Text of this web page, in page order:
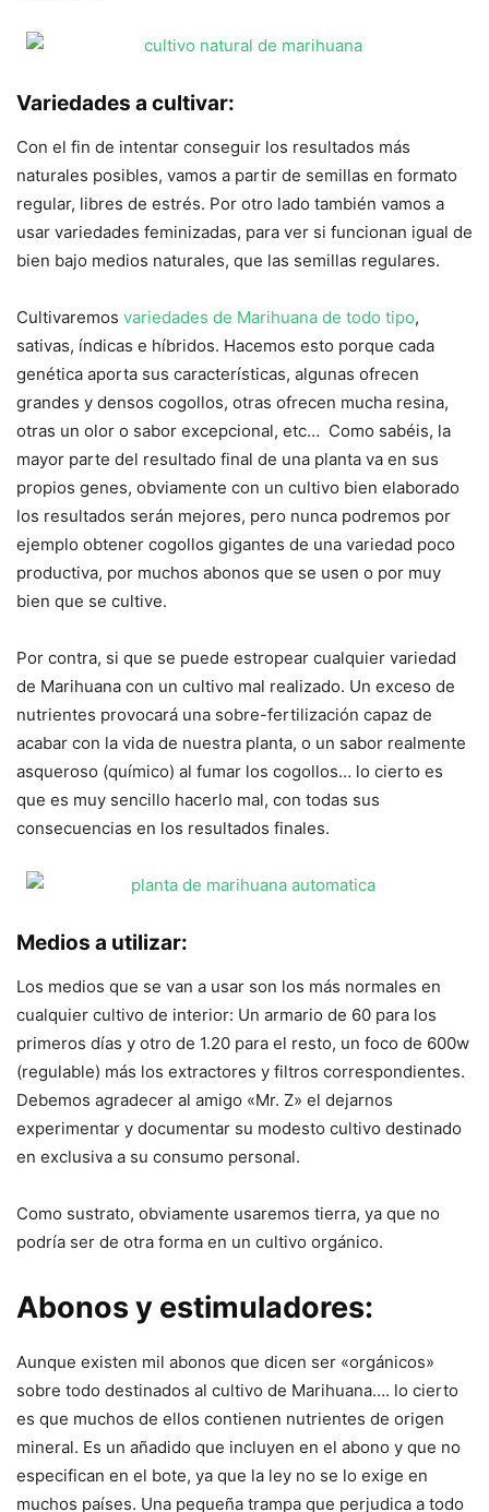
Variedades a cultivar:
Con el fin de intentar conseguir los resultados más
naturales posibles, vamos a partir de semillas en formato
regular, libres de estrés. Por otro lado también vamos a
usar variedades feminizadas, para ver si funcionan igual de
bien bajo medios naturales, que las semillas regulares.
Cultivaremos variedades de Marihuana de todo tipo,
sativas, índicas e híbridos. Hacemos esto porque cada
genética aporta sus características, algunas ofrecen
grandes y densos cogollos, otras ofrecen mucha resina,
otras un olor o sabor excepcional, etc… Como sabéis, la
mayor parte del resultado final de una planta va en sus
propios genes, obviamente con un cultivo bien elaborado
los resultados serán mejores, pero nunca podremos por
ejemplo obtener cogollos gigantes de una variedad poco
productiva, por muchos abonos que se usen o por muy
bien que se cultive.
Por contra, si que se puede estropear cualquier variedad
de Marihuana con un cultivo mal realizado. Un exceso de
nutrientes provocará una sobre-fertilización capaz de
acabar con la vida de nuestra planta, o un sabor realmente
asqueroso (químico) al fumar los cogollos… lo cierto es
que es muy sencillo hacerlo mal, con todas sus
consecuencias en los resultados finales.
Medios a utilizar:
Los medios que se van a usar son los más normales en
cualquier cultivo de interior: Un armario de 60 para los
primeros días y otro de 1.20 para el resto, un foco de 600w
(regulable) más los extractores y filtros correspondientes.
Debemos agradecer al amigo «Mr. Z» el dejarnos
experimentar y documentar su modesto cultivo destinado
en exclusiva a su consumo personal.
Como sustrato, obviamente usaremos tierra, ya que no
podría ser de otra forma en un cultivo orgánico.
Abonos y estimuladores:
Aunque existen mil abonos que dicen ser «orgánicos»
sobre todo destinados al cultivo de Marihuana…. lo cierto
es que muchos de ellos contienen nutrientes de origen
mineral. Es un añadido que incluyen en el abono y que no
especifican en el bote, ya que la ley no se lo exige en
muchos países. Una pequeña trampa que perjudica a todo